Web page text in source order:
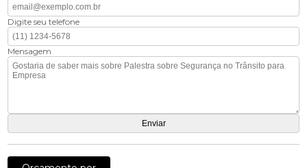
Digite seu telefone
Mensagem